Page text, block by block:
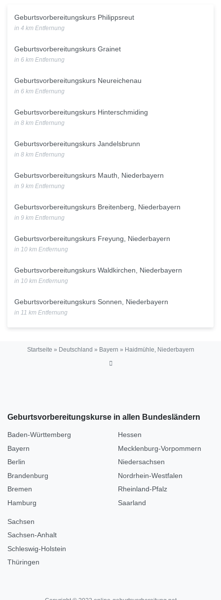
Geburtsvorbereitungskurs Philippsreut
in 4 km Entfernung
Geburtsvorbereitungskurs Grainet
in 6 km Entfernung
Geburtsvorbereitungskurs Neureichenau
in 6 km Entfernung
Geburtsvorbereitungskurs Hinterschmiding
in 8 km Entfernung
Geburtsvorbereitungskurs Jandelsbrunn
in 8 km Entfernung
Geburtsvorbereitungskurs Mauth, Niederbayern
in 9 km Entfernung
Geburtsvorbereitungskurs Breitenberg, Niederbayern
in 9 km Entfernung
Geburtsvorbereitungskurs Freyung, Niederbayern
in 10 km Entfernung
Geburtsvorbereitungskurs Waldkirchen, Niederbayern
in 10 km Entfernung
Geburtsvorbereitungskurs Sonnen, Niederbayern
in 11 km Entfernung
Startseite » Deutschland » Bayern » Haidmühle, Niederbayern
Geburtsvorbereitungskurse in allen Bundesländern
Baden-Württemberg
Bayern
Berlin
Brandenburg
Bremen
Hamburg
Hessen
Mecklenburg-Vorpommern
Niedersachsen
Nordrhein-Westfalen
Rheinland-Pfalz
Saarland
Sachsen
Sachsen-Anhalt
Schleswig-Holstein
Thüringen